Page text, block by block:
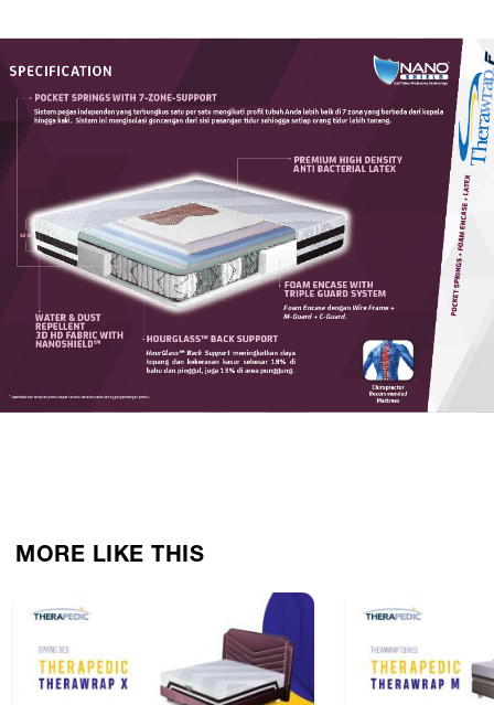
MORE LIKE THIS